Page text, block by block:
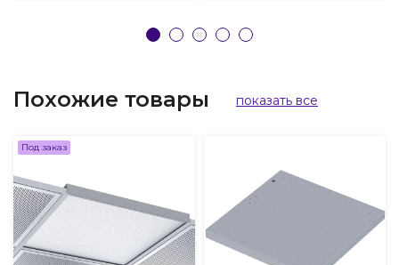
Похожие товары показать все
Под заказ